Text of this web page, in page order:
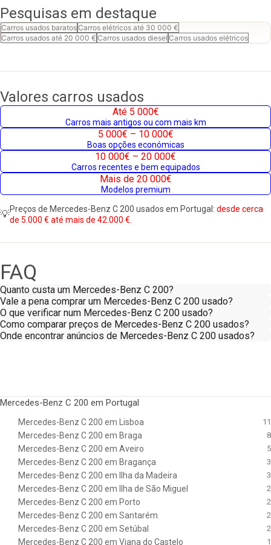
Pesquisas em destaque
Carros usados baratosCarros elétricos até 30 000 €
Carros usados até 20 000 € Carros usados diesel Carros usados elétricos
Valores carros usados
Até 5 000€
Carros mais antigos ou com mais km
5 000€ – 10 000€
Boas opções económicas
10 000€ – 20 000€
Carros recentes e bem equipados
Mais de 20 000€
Modelos premium
💡Preços de Mercedes-Benz C 200 usados em Portugal: desde cerca
de 5.000 € até mais de 42.000 €.
FAQ
Quanto custa um Mercedes-Benz C 200?
Vale a pena comprar um Mercedes-Benz C 200 usado?
O que verificar num Mercedes-Benz C 200 usado?
Como comparar preços de Mercedes-Benz C 200 usados?
Onde encontrar anúncios de Mercedes-Benz C 200 usados?
Mercedes-Benz C 200 em Portugal
Mercedes-Benz C 200 em Lisboa 11
Mercedes-Benz C 200 em Braga 8
Mercedes-Benz C 200 em Aveiro 5
Mercedes-Benz C 200 em Bragança 3
Mercedes-Benz C 200 em Ilha da Madeira 3
Mercedes-Benz C 200 em Ilha de São Miguel 2
Mercedes-Benz C 200 em Porto 2
Mercedes-Benz C 200 em Santarém 2
Mercedes-Benz C 200 em Setúbal 2
Mercedes-Benz C 200 em Viana do Castelo 1